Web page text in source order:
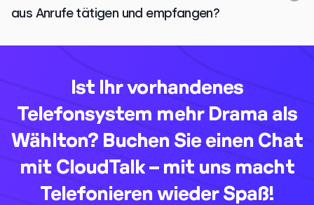
aus Anrufe tätigen und empfangen?
Ist Ihr vorhandenes
Telefonsystem mehr Drama als
Wählton? Buchen Sie einen Chat
mit CloudTalk – mit uns macht
Telefonieren wieder Spaß!